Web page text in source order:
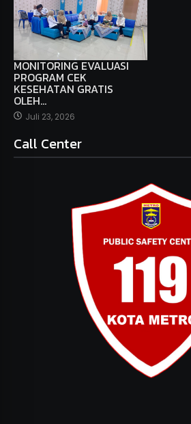
MONITORING EVALUASI
PROGRAM CEK
KESEHATAN GRATIS
OLEH…
Juli 23, 2026
Call Center